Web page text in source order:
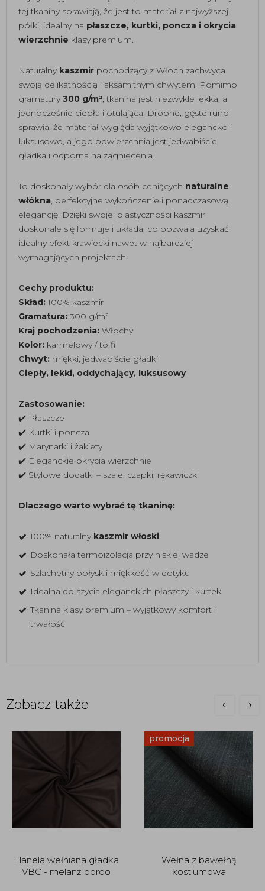
tej tkaniny sprawiają, że jest to materiał z najwyższej
półki, idealny na płaszcze, kurtki, poncza i okrycia
wierzchnie klasy premium.
Naturalny kaszmir pochodzący z Włoch zachwyca
swoją delikatnością i aksamitnym chwytem. Pomimo
gramatury 300 g/m², tkanina jest niezwykle lekka, a
jednocześnie ciepła i otulająca. Drobne, gęste runo
sprawia, że materiał wygląda wyjątkowo elegancko i
luksusowo, a jego powierzchnia jest jedwabiście
gładka i odporna na zagniecenia.
To doskonały wybór dla osób ceniących naturalne
włókna, perfekcyjne wykończenie i ponadczasową
elegancję. Dzięki swojej plastyczności kaszmir
doskonale się formuje i układa, co pozwala uzyskać
idealny efekt krawiecki nawet w najbardziej
wymagających projektach.
Cechy produktu:
Skład: 100% kaszmir
Gramatura: 300 g/m²
Kraj pochodzenia: Włochy
Kolor: karmelowy / toffi
Chwyt: miękki, jedwabiście gładki
Ciepły, lekki, oddychający, luksusowy
Zastosowanie:
✔️ Płaszcze
✔️ Kurtki i poncza
✔️ Marynarki i żakiety
✔️ Eleganckie okrycia wierzchnie
✔️ Stylowe dodatki – szale, czapki, rękawiczki
Dlaczego warto wybrać tę tkaninę:
100% naturalny kaszmir włoski
Doskonała termoizolacja przy niskiej wadze
Szlachetny połysk i miękkość w dotyku
Idealna do szycia eleganckich płaszczy i kurtek
Tkanina klasy premium – wyjątkowy komfort i
trwałość
Zobacz także
Flanela wełniana gładka
VBC - melanż bordo
promocja
Wełna z bawełną
kostiumowa